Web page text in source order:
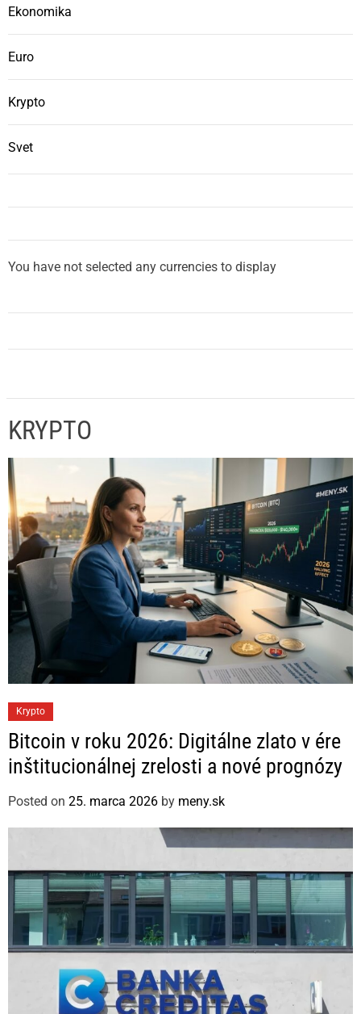
Ekonomika
Euro
Krypto
Svet
You have not selected any currencies to display
KRYPTO
a
t
e
o
r
e
Krypto
Bitcoin v roku 2026: Digitálne zlato v ére
inštitucionálnej zrelosti a nové prognózy
Posted on 25. marca 2026 by meny.sk